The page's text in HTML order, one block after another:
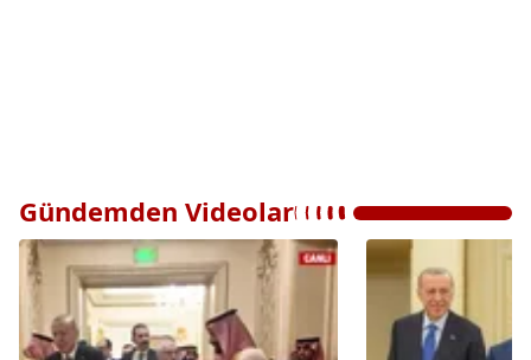
Gündemden Videolar